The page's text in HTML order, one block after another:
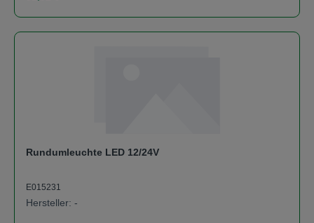
Rundumleuchte LED 12/24V
E015231
Hersteller: -